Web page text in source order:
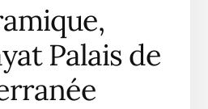
Palais de